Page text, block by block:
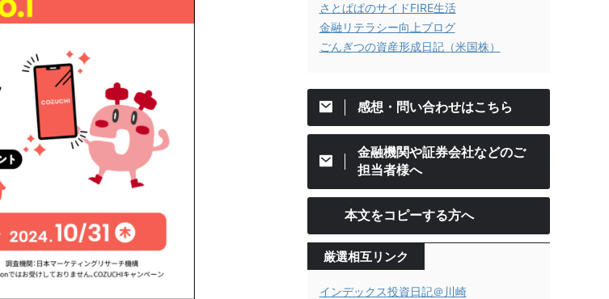
さとぱぱのサイドFIRE生活
金融リテラシー向上ブログ
ごんぎつの資産形成日記（米国株）
感想・問い合わせはこちら
金融機関や証券会社などのご
担当者様へ
本文をコピーする方へ
厳選相互リンク
インデックス投資日記＠川崎